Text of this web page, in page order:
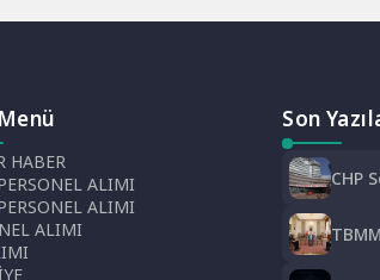
HABER
ALIMI
ALIMI
ALIMI
Son
CHP